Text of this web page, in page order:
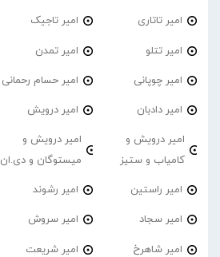
امیر تاتاری امیر تاجیک
امیر تتلو امیر تمدن
امیر چوپانی امیر حسام رحمانی
امیر دادبان امیر درویش
امیر درویش و
کامیاب و ستیز
امیر درویش و
میستوگان و دی.ان
امیر راستین امیر رشوند
امیر سجاد امیر سروش
امیر شاهرخ امیر شریعت